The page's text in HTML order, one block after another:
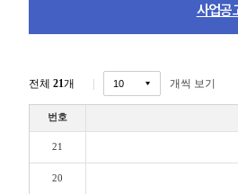
사업공
전체 21개 개씩 보기
번호
21
20